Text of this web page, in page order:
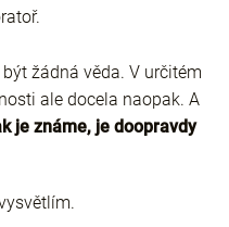
žádná věda. V určitém
ale docela naopak. A
je známe, je doopravdy